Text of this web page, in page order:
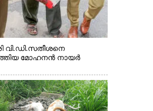
വി.ഡി.സതീശനെ
മോഹനൻ നായർ